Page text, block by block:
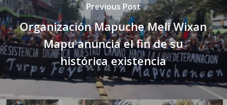
Previous Post
Organización Mapuche Meli Wixan
Mapu anuncia el fin de su
histórica existencia